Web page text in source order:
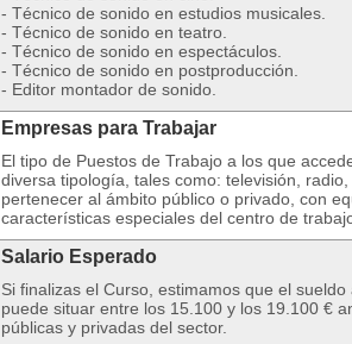
- Técnico de sonido en estudios musicales.
- Técnico de sonido en teatro.
- Técnico de sonido en espectáculos.
- Técnico de sonido en postproducción.
- Editor montador de sonido.
Empresas para Trabajar
El tipo de Puestos de Trabajo a los que
diversa tipología, tales como: televisión,
pertenecer al ámbito público o privado, con
características especiales del centro de
Salario Esperado
Si finalizas el Curso, estimamos que el
puede situar entre los 15.100 y los 19.100 €
públicas y privadas del sector.